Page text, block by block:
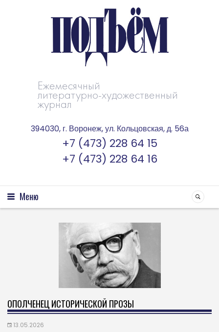
Ежемесячный
литературно-художественный
журнал
394030, г. Воронеж, ул. Кольцовская, д. 56а
+7 (473) 228 64 15
+7 (473) 228 64 16
Меню
ОПОЛЧЕНЕЦ ИСТОРИЧЕСКОЙ ПРОЗЫ
13.05.2026